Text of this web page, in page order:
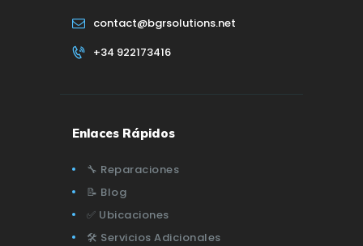
contact@bgrsolutions.net
+34 922173416
Enlaces Rápidos
🔧 Reparaciones
📝 Blog
✅ Ubicaciones
🛠️ Servicios Adicionales